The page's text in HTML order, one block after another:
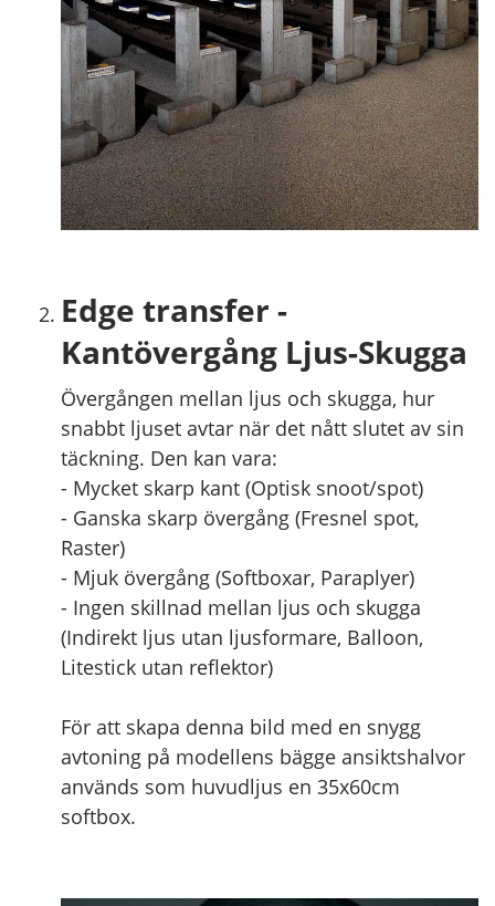
Edge transfer -
Kantövergång Ljus-Skugga
Övergången mellan ljus och skugga, hur
snabbt ljuset avtar när det nått slutet av sin
täckning. Den kan vara:
- Mycket skarp kant (Optisk snoot/spot)
- Ganska skarp övergång (Fresnel spot,
Raster)
- Mjuk övergång (Softboxar, Paraplyer)
- Ingen skillnad mellan ljus och skugga
(Indirekt ljus utan ljusformare, Balloon,
Litestick utan reflektor)
För att skapa denna bild med en snygg
avtoning på modellens bägge ansiktshalvor
används som huvudljus en 35x60cm
softbox.